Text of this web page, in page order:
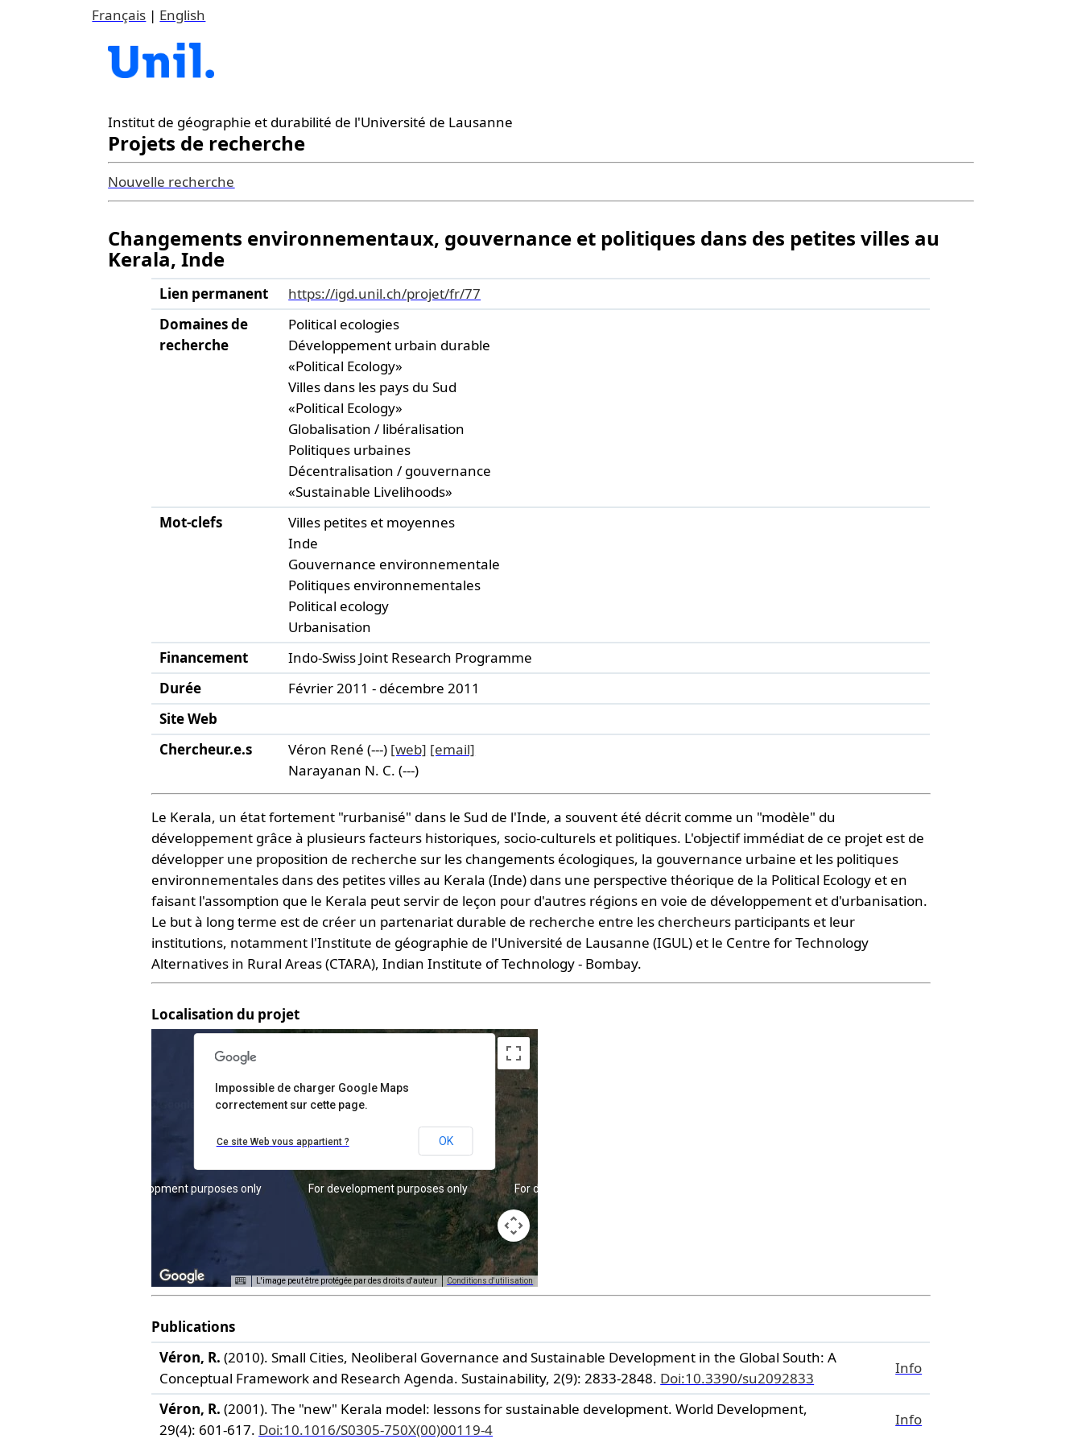
Français | English
Institut de géographie et durabilité de l'Université de Lausanne
Projets de recherche
Nouvelle recherche
Changements environnementaux, gouvernance et politiques dans des petites villes au
Kerala, Inde
Lien permanent
https://igd.unil.ch/projet/fr/77
Domaines de
recherche
Political ecologies
Développement urbain durable
«Political Ecology»
Villes dans les pays du Sud
«Political Ecology»
Globalisation / libéralisation
Politiques urbaines
Décentralisation / gouvernance
«Sustainable Livelihoods»
Mot-clefs
Villes petites et moyennes
Inde
Gouvernance environnementale
Politiques environnementales
Political ecology
Urbanisation
Financement
Indo-Swiss Joint Research Programme
Durée
Février 2011 - décembre 2011
Site Web
Chercheur.e.s
Véron René (---) [web] [email]
Narayanan N. C. (---)
Le Kerala, un état fortement "rurbanisé" dans le Sud de l'Inde, a souvent été décrit comme un "modèle" du
développement grâce à plusieurs facteurs historiques, socio-culturels et politiques. L'objectif immédiat de ce projet est de
développer une proposition de recherche sur les changements écologiques, la gouvernance urbaine et les politiques
environnementales dans des petites villes au Kerala (Inde) dans une perspective théorique de la Political Ecology et en
faisant l'assomption que le Kerala peut servir de leçon pour d'autres régions en voie de développement et d'urbanisation.
Le but à long terme est de créer un partenariat durable de recherche entre les chercheurs participants et leur
institutions, notamment l'Institute de géographie de l'Université de Lausanne (IGUL) et le Centre for Technology
Alternatives in Rural Areas (CTARA), Indian Institute of Technology - Bombay.
Localisation du projet
For development purposes only
For development purposes only
For development purposes only For development purposes only
For development purposes only
For development purposes only
L'image peut être protégée par des droits d'auteur Conditions d'utilisation
Impossible de charger Google Maps
correctement sur cette page.
Ce site Web vous appartient ? OK
Publications
Véron, R. (2010). Small Cities, Neoliberal Governance and Sustainable Development in the Global South: A
Conceptual Framework and Research Agenda.Sustainability, 2(9): 2833-2848. Doi:10.3390/su2092833
Info
Véron, R. (2001). The "new" Kerala model: lessons for sustainable development.World Development,
29(4): 601-617. Doi:10.1016/S0305-750X(00)00119-4
Info